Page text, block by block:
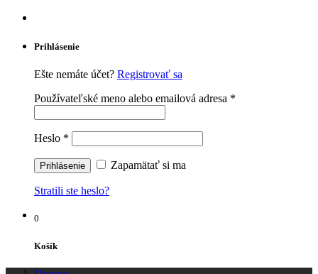
Prihlásenie
Ešte nemáte účet? Registrovať sa
Používateľské meno alebo emailová adresa *
Heslo *
Zapamätať si ma
Stratili ste heslo?
0
Košík